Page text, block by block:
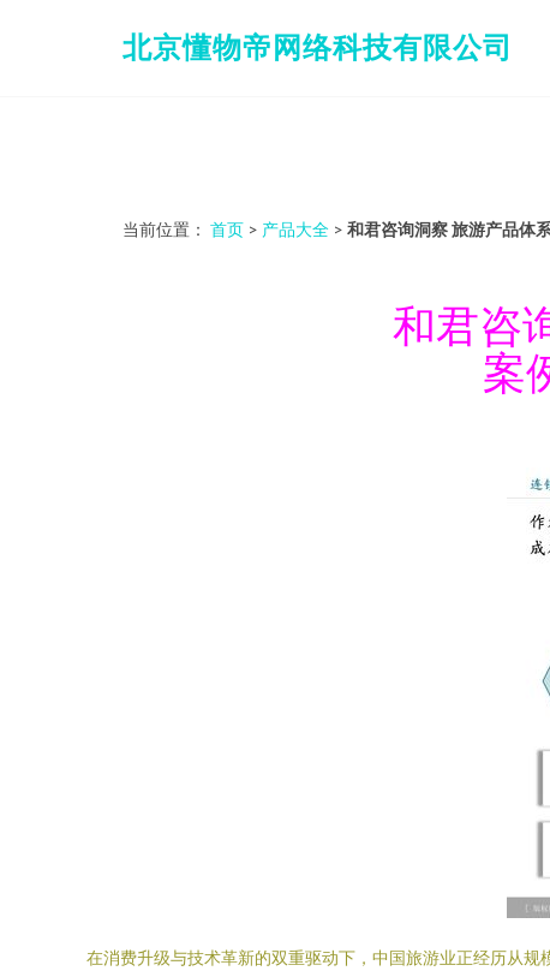
北京懂物帝网络科技有限公司
当前位置： 首页 > 产品大全 > 和君咨询洞察 旅游产品体
和君咨
案
在消费升级与技术革新的双重驱动下，中国旅游业正经历从